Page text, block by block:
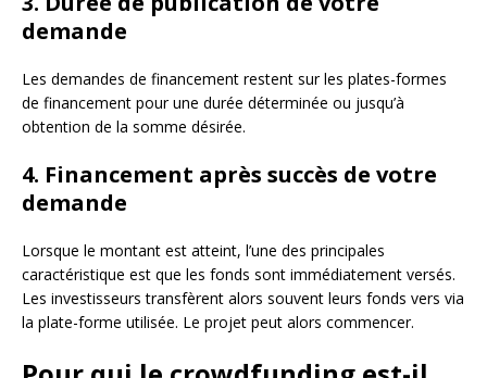
demande
Les demandes de financement restent sur les plates-formes
de financement pour une durée déterminée ou jusqu’à
obtention de la somme désirée.
4. Financement après succès de votre
demande
Lorsque le montant est atteint, l’une des principales
caractéristique est que les fonds sont immédiatement versés.
Les investisseurs transfèrent alors souvent leurs fonds vers via
la plate-forme utilisée. Le projet peut alors commencer.